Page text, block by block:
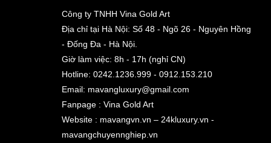
Công ty TNHH Vina Gold Art
Địa chỉ tại Hà Nội: Số 48 - Ngõ 26 - Nguyên Hồng
- Đống Đa - Hà Nội.
Giờ làm việc: 8h - 17h (nghỉ CN)
Hotline: 0242.1236.999 - 0912.153.210
Email: mavangluxury@gmail.com
Fanpage : Vina Gold Art
Website : mavangvn.vn – 24kluxury.vn -
mavangchuyennghiep.vn